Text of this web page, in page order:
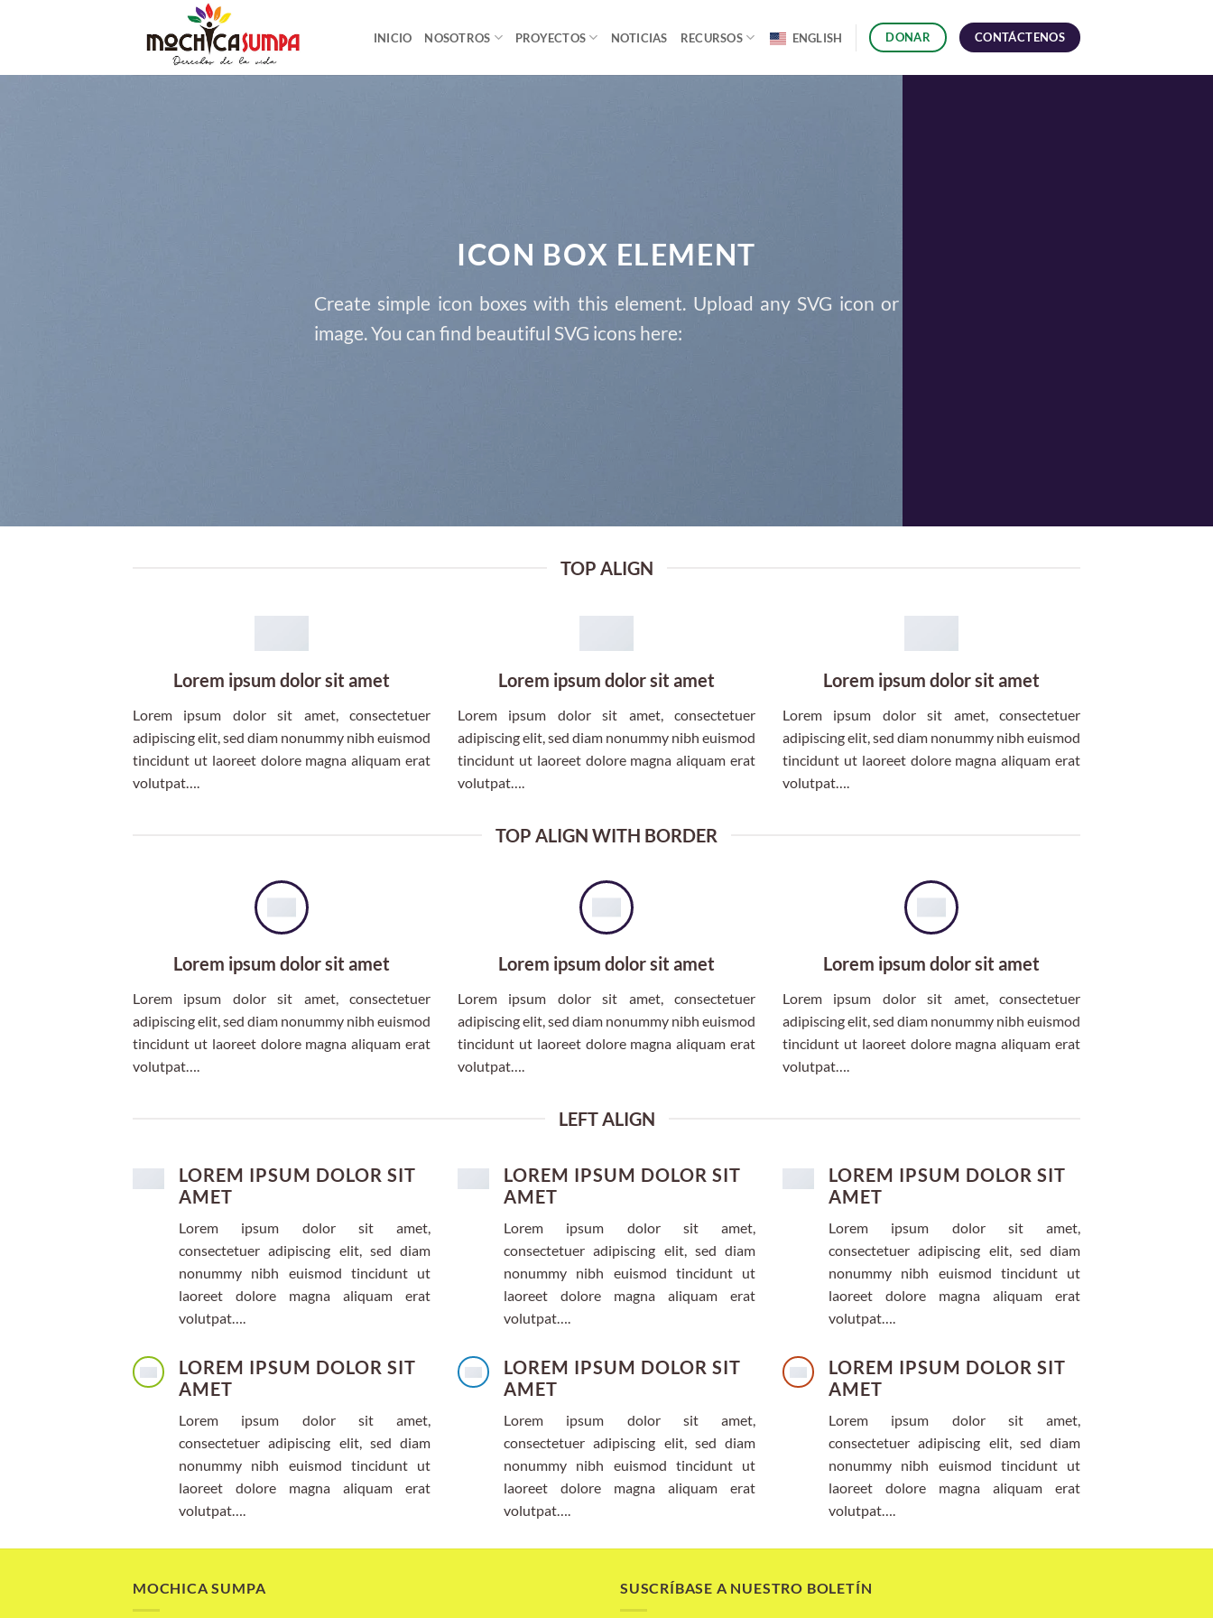
INICIO NOSOTROS PROYECTOS NOTICIAS RECURSOS ENGLISH DONAR CONTÁCTENOS
ICON BOX ELEMENT
Create simple icon boxes with this element. Upload any SVG icon or
image. You can find beautiful SVG icons here:
TOP ALIGN
Lorem ipsum dolor sit amet
Lorem ipsum dolor sit amet, consectetuer
adipiscing elit, sed diam nonummy nibh euismod
tincidunt ut laoreet dolore magna aliquam erat
volutpat….
Lorem ipsum dolor sit amet
Lorem ipsum dolor sit amet, consectetuer
adipiscing elit, sed diam nonummy nibh euismod
tincidunt ut laoreet dolore magna aliquam erat
volutpat….
Lorem ipsum dolor sit amet
Lorem ipsum dolor sit amet, consectetuer
adipiscing elit, sed diam nonummy nibh euismod
tincidunt ut laoreet dolore magna aliquam erat
volutpat….
TOP ALIGN WITH BORDER
Lorem ipsum dolor sit amet
Lorem ipsum dolor sit amet, consectetuer
adipiscing elit, sed diam nonummy nibh euismod
tincidunt ut laoreet dolore magna aliquam erat
volutpat….
Lorem ipsum dolor sit amet
Lorem ipsum dolor sit amet, consectetuer
adipiscing elit, sed diam nonummy nibh euismod
tincidunt ut laoreet dolore magna aliquam erat
volutpat….
Lorem ipsum dolor sit amet
Lorem ipsum dolor sit amet, consectetuer
adipiscing elit, sed diam nonummy nibh euismod
tincidunt ut laoreet dolore magna aliquam erat
volutpat….
LEFT ALIGN
LOREM IPSUM DOLOR SIT
AMET
Lorem ipsum dolor sit amet,
consectetuer adipiscing elit, sed diam
nonummy nibh euismod tincidunt ut
laoreet dolore magna aliquam erat
volutpat….
LOREM IPSUM DOLOR SIT
AMET
Lorem ipsum dolor sit amet,
consectetuer adipiscing elit, sed diam
nonummy nibh euismod tincidunt ut
laoreet dolore magna aliquam erat
volutpat….
LOREM IPSUM DOLOR SIT
AMET
Lorem ipsum dolor sit amet,
consectetuer adipiscing elit, sed diam
nonummy nibh euismod tincidunt ut
laoreet dolore magna aliquam erat
volutpat….
LOREM IPSUM DOLOR SIT
AMET
Lorem ipsum dolor sit amet,
consectetuer adipiscing elit, sed diam
nonummy nibh euismod tincidunt ut
laoreet dolore magna aliquam erat
volutpat….
LOREM IPSUM DOLOR SIT
AMET
Lorem ipsum dolor sit amet,
consectetuer adipiscing elit, sed diam
nonummy nibh euismod tincidunt ut
laoreet dolore magna aliquam erat
volutpat….
LOREM IPSUM DOLOR SIT
AMET
Lorem ipsum dolor sit amet,
consectetuer adipiscing elit, sed diam
nonummy nibh euismod tincidunt ut
laoreet dolore magna aliquam erat
volutpat….
MOCHICA SUMPA SUSCRÍBASE A NUESTRO BOLETÍN